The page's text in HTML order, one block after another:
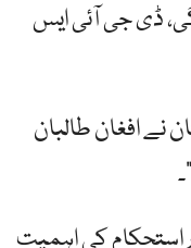
ڈی جی آئی ایس
نے افغان طالبان
استحکام کی اہمیت